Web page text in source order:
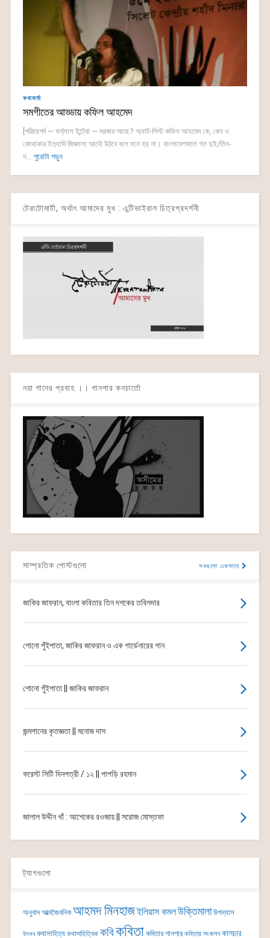
কথাবার্তা
সমগীতের আড্ডায় কফিল আহমেদ
[পরিচয়পর্ব — ফর্ম্যাল ইন্ট্রো — দরকার আছে? অ্যাট-লিস্ট কফিল আহমেদ কে, কেন ও
কোথাকার ইত্যাদি জিজ্ঞাসা আদৌ উঠবে বলে মনে হয় না। বাংলাদেশজাত গত দুই/তিন-
দ... পুরোটা পড়ুন
টেরাটোমার্টা, অর্থাৎ আমাদের মুখ : এন্টিভাইরাল চিত্রপ্রদর্শনী
নয়া গানের প্রবাহ ।। গানপার কনচার্তো
সাম্প্রতিক পোস্টগুলো সবগুলো একসাথে
জাকির জাফরান, বাংলা কবিতার তিন দশকের তবিলদার
শোনো পুঁইপাতা, জাকির জাফরান ও এক গার্ডেনারের গান
শোনো পুঁইপাতা || জাকির জাফরান
জন্মগানের কৃতজ্ঞতা || মনোজ দাস
ফরেস্ট সিটি দিনপত্রী / ১২ || পাপড়ি রহমান
জালাল উদ্দীন খাঁ : আশেকের রওজায় || সরোজ মোস্তফা
ট্যাগগুলো
অনুবাদ আত্মজৈবনিক আহমদ মিনহাজইলিয়াস কমলউক্তিমালা উপন্যাস
উৎসব কথাসাহিত্য কথাসাহিত্যিক কবিকবিতা কবিতার গানপার কবিতার সংকলন কালচার